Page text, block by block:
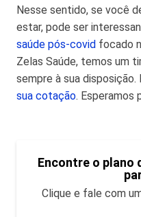
Nesse sentido, se você
estar, pode ser
saúde pós-covid focado
Zelas Saúde, temos um
sempre à sua
sua cotação. Esperamos
Encontre o plano
Clique e fale com